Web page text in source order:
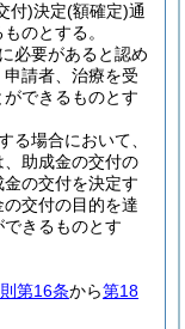
付)決定(額確定)通
のとする。
必要があると認め
請者、治療を受
できるものとす
る場合において、
助成金の交付の
の交付を決定す
交付の目的を達
きるものとす
第16条から第18